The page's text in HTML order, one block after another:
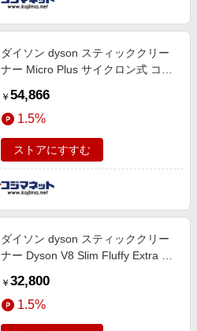
ダイソン dyson スティッククリー
ナー Micro Plus サイクロン式 コー
￥ 54,866
1.5%
ストアにすすむ
ダイソン dyson スティッククリー
ナー Dyson V8 Slim Fluffy Extra サ
イアン/ブルー SV10KEXTBU ニッ
ケル/アイアン/ブルー
￥ 32,800
1.5%